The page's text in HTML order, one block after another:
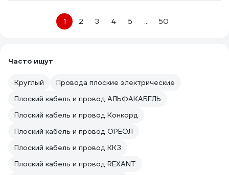
1 2 3 4 5 ... 50
Часто ищут
Круглый
Провода плоские электрические
Плоский кабель и провод АЛЬФАКАБЕЛЬ
Плоский кабель и провод Конкорд
Плоский кабель и провод ОРЕОЛ
Плоский кабель и провод ККЗ
Плоский кабель и провод REXANT